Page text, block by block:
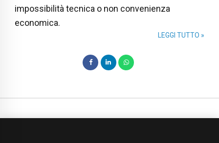
impossibilità tecnica o non convenienza
economica.
LEGGI TUTTO »